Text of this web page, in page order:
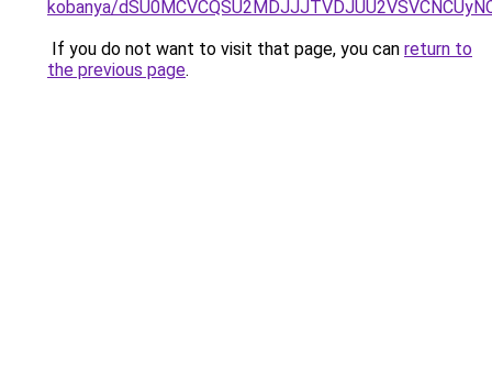
kobanya/
If you do not want to visit that page, you can return to
the previous page.